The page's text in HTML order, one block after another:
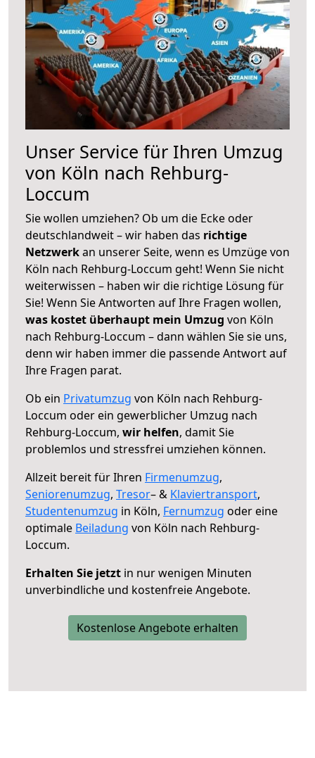
Unser Service für Ihren Umzug
von Köln nach Rehburg-
Loccum
Sie wollen umziehen? Ob um die Ecke oder
deutschlandweit – wir haben das richtige
Netzwerkan unserer Seite, wenn es Umzüge von
Köln nach Rehburg-Loccum geht! Wenn Sie nicht
weiterwissen – haben wir die richtige Lösung für
Sie! Wenn Sie Antworten auf Ihre Fragen wollen,
was kostet überhaupt mein Umzug von Köln
nach Rehburg-Loccum – dann wählen Sie sie uns,
denn wir haben immer die passende Antwort auf
Ihre Fragen parat.
Ob ein Privatumzug von Köln nach Rehburg-
Loccum oder ein gewerblicher Umzug nach
Rehburg-Loccum, wir helfen, damit Sie
problemlos und stressfrei umziehen können.
Allzeit bereit für Ihren Firmenumzug,
Seniorenumzug, Tresor– & Klaviertransport,
Studentenumzug in Köln, Fernumzug oder eine
optimale Beiladung von Köln nach Rehburg-
Loccum.
Erhalten Sie jetzt in nur wenigen Minuten
unverbindliche und kostenfreie Angebote.
Kostenlose Angebote erhalten